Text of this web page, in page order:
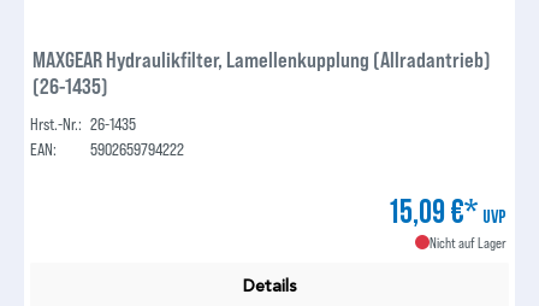
MAXGEAR Hydraulikfilter, Lamellenkupplung (Allradantrieb)
(26-1435)
Hrst.-Nr.: 26-1435
EAN:
5902659794222
15,09 €* UVP
Nicht auf Lager
Details